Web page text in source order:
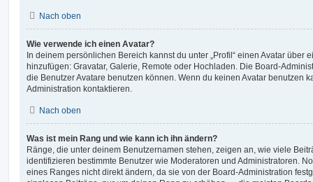
Nach oben
Wie verwende ich einen Avatar?
In deinem persönlichen Bereich kannst du unter „Profil“ einen Avatar über
hinzufügen: Gravatar, Galerie, Remote oder Hochladen. Die Board-
die Benutzer Avatare benutzen können. Wenn du keinen Avatar benutzen
Administration kontaktieren.
Nach oben
Was ist mein Rang und wie kann ich ihn ändern?
Ränge, die unter deinem Benutzernamen stehen, zeigen an, wie viele
identifizieren bestimmte Benutzer wie Moderatoren und Administratoren.
eines Ranges nicht direkt ändern, da sie von der Board-Administration